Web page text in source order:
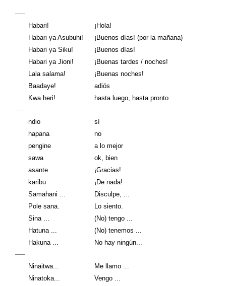
Habari!
¡Hola!
Habari ya Asubuhi!
¡Buenos días! (por la mañana)
Habari ya Siku!
¡Buenos días!
Habari ya Jioni!
¡Buenas tardes / noches!
Lala salama!
¡Buenas noches!
Baadaye!
adiós
Kwa heri!
hasta luego, hasta pronto
ndio
sí
hapana
no
pengine
a lo mejor
sawa
ok, bien
asante
¡Gracias!
karibu
¡De nada!
Samahani ...
Disculpe, ...
Pole sana.
Lo siento.
Sina ...
(No) tengo ...
Hatuna ...
(No) tenemos ...
Hakuna ...
No hay ningún...
Ninaitwa...
Me llamo ...
Ninatoka...
Vengo ...